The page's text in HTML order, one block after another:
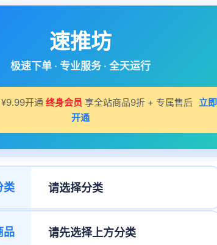
速推坊
极速下单 · 专业服务 · 全天运行
¥9.99开通 终身会员 享全站商品9折 + 专属售后 立即
开通
类
品